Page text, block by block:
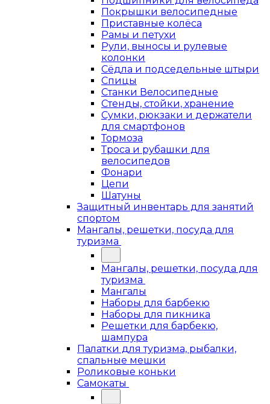
Покрышки велосипедные
Приставные колёса
Рамы и петухи
Рули, выносы и рулевые
колонки
Сёдла и подседельные штыри
Спицы
Станки Велосипедные
Стенды, стойки, хранение
Сумки, рюкзаки и держатели
для смартфонов
Тормоза
Троса и рубашки для
велосипедов
Фонари
Цепи
Шатуны
Защитный инвентарь для занятий
спортом
Мангалы, решетки, посуда для
туризма
Мангалы, решетки, посуда для
туризма
Мангалы
Наборы для барбекю
Наборы для пикника
Решетки для барбекю,
шампура
Палатки для туризма, рыбалки,
спальные мешки
Роликовые коньки
Самокаты